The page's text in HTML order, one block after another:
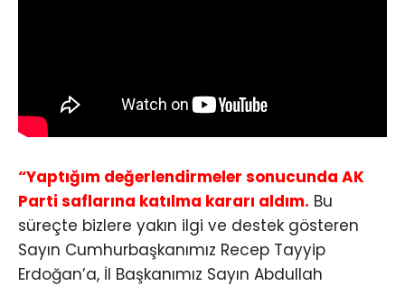
“Yaptığım değerlendirmeler sonucunda AK
Parti saflarına katılma kararı aldım. Bu
süreçte bizlere yakın ilgi ve destek gösteren
Sayın Cumhurbaşkanımız Recep Tayyip
Erdoğan’a, İl Başkanımız Sayın Abdullah